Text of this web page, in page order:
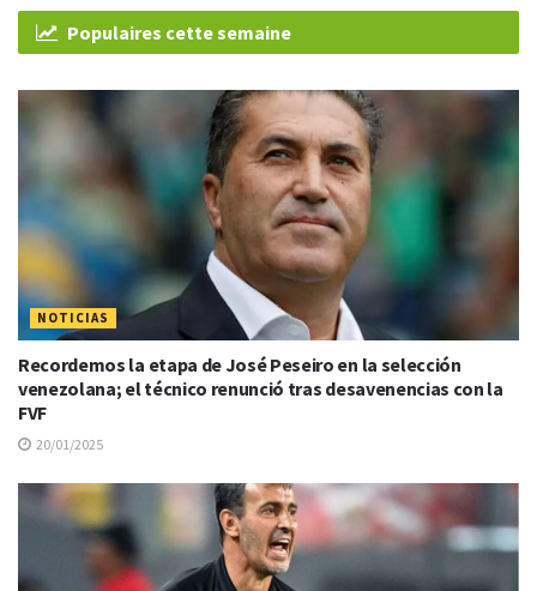
Populaires cette semaine
NOTICIAS
Recordemos la etapa de José Peseiro en la selección
venezolana; el técnico renunció tras desavenencias con la
FVF
20/01/2025